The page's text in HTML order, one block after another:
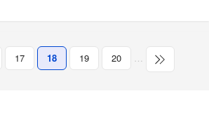
17 18 19 20 …